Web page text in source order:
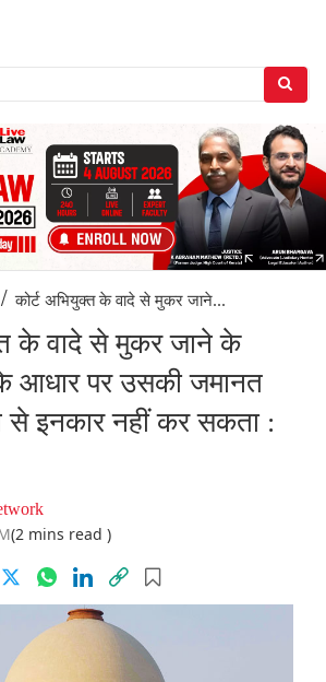
/ कोर्ट अभियुक्त के वादे से मुकर जाने...
के वादे से मुकर जाने के
आधार पर उसकी जमानत
से इनकार नहीं कर सकता :
(2 mins read )